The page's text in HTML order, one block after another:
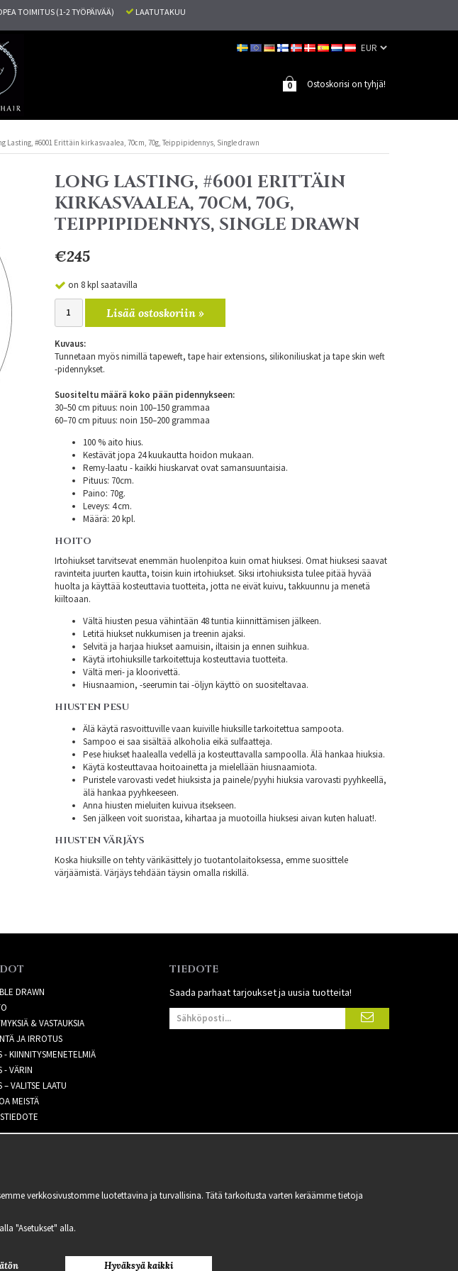
TOIMITUS (1-2 TYÖPÄIVÄÄ) LAATUTAKUU
Ostoskorisi on tyhjä!
0
Lasting, #6001 Erittäin kirkasvaalea, 70cm, 70g, Teippipidennys, Single drawn
LONG LASTING, #6001 ERITTÄIN
KIRKASVAALEA, 70CM, 70G,
TEIPPIPIDENNYS, SINGLE DRAWN
€245
on 8 kpl saatavilla
Lisää ostoskoriin »
Kuvaus:
Tunnetaan myös nimillä tapeweft, tape hair extensions, silikoniliuskat ja tape skin weft
-pidennykset.
Suositeltu määrä koko pään pidennykseen:
30–50 cm pituus: noin 100–150 grammaa
60–70 cm pituus: noin 150–200 grammaa
100 % aito hius.
Kestävät jopa 24 kuukautta hoidon mukaan.
Remy-laatu - kaikki hiuskarvat ovat samansuuntaisia.
Pituus: 70cm.
Paino: 70g.
Leveys: 4 cm.
Määrä: 20 kpl.
HOITO
Irtohiukset tarvitsevat enemmän huolenpitoa kuin omat hiuksesi. Omat hiuksesi saavat
ravinteita juurten kautta, toisin kuin irtohiukset. Siksi irtohiuksista tulee pitää hyvää
huolta ja käyttää kosteuttavia tuotteita, jotta ne eivät kuivu, takkuunnu ja menetä
kiiltoaan.
Vältä hiusten pesua vähintään 48 tuntia kiinnittämisen jälkeen.
Letitä hiukset nukkumisen ja treenin ajaksi.
Selvitä ja harjaa hiukset aamuisin, iltaisin ja ennen suihkua.
Käytä irtohiuksille tarkoitettuja kosteuttavia tuotteita.
Vältä meri- ja kloorivettä.
Hiusnaamion, -seerumin tai -öljyn käyttö on suositeltavaa.
HIUSTEN PESU
Älä käytä rasvoittuville vaan kuiville hiuksille tarkoitettua sampoota.
Sampoo ei saa sisältää alkoholia eikä sulfaatteja.
Pese hiukset haalealla vedellä ja kosteuttavalla sampoolla. Älä hankaa hiuksia.
Käytä kosteuttavaa hoitoainetta ja mielellään hiusnaamiota.
Puristele varovasti vedet hiuksista ja painele/pyyhi hiuksia varovasti pyyhkeellä,
älä hankaa pyyhkeeseen.
Anna hiusten mieluiten kuivua itsekseen.
Sen jälkeen voit suoristaa, kihartaa ja muotoilla hiuksesi aivan kuten haluat!.
HIUSTEN VÄRJÄYS
Koska hiuksille on tehty värikäsittely jo tuotantolaitoksessa, emme suosittele
värjäämistä. Värjäys tehdään täysin omalla riskillä.
DRAWN
& VASTAUKSIA
JA IRROTUS
- KIINNITYSMENETELMIÄ
- VÄRIN
– VALITSE LAATU
MEISTÄ
TIEDOTE
Saada parhaat tarjoukset ja uusia tuotteita!
Hair
verkkosivustomme luotettavina ja turvallisina. Tätä tarkoitusta varten keräämme tietoja
"Asetukset" alla.
Hyväksyä kaikki